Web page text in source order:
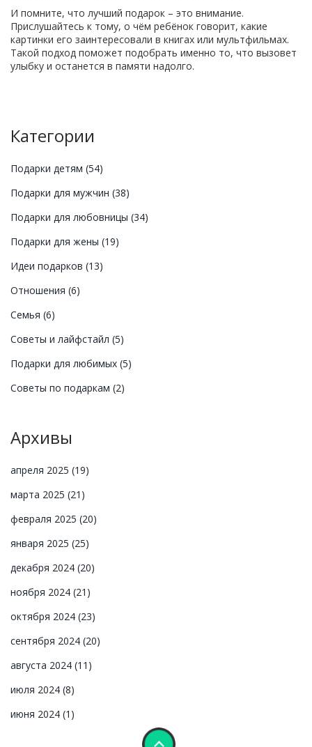
И помните, что лучший подарок – это внимание.
Прислушайтесь к тому, о чём ребёнок говорит, какие
картинки его заинтересовали в книгах или мультфильмах.
Такой подход поможет подобрать именно то, что вызовет
улыбку и останется в памяти надолго.
Категории
Подарки детям (54)
Подарки для мужчин (38)
Подарки для любовницы (34)
Подарки для жены (19)
Идеи подарков (13)
Отношения (6)
Семья (6)
Советы и лайфстайл (5)
Подарки для любимых (5)
Советы по подаркам (2)
Архивы
апреля 2025 (19)
марта 2025 (21)
февраля 2025 (20)
января 2025 (25)
декабря 2024 (20)
ноября 2024 (21)
октября 2024 (23)
сентября 2024 (20)
августа 2024 (11)
июля 2024 (8)
июня 2024 (1)